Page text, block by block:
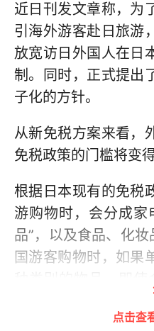
近日刊发文章称，为
引海外游客赴日旅游
放宽访日外国人在日
制。同时，正式提出
子化的方针。
从新免税方案来看，
免税政策的门槛将变得
根据日本现有的免税
游购物时，会分成家
品”，以及食品、化
国游客购物时，如果
不能获得免税。因为
计算，只有分别超
点击查